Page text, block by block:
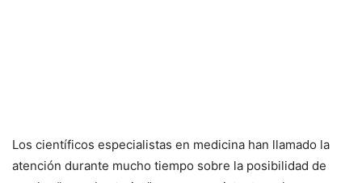
Los científicos especialistas en medicina han llamado la
atención durante mucho tiempo sobre la posibilidad de